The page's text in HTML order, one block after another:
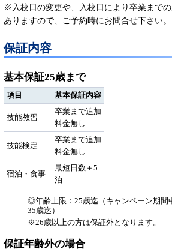
※入校日の変更や、入校日により卒業まで
ありますので、ご予約時にお問合せ下さい。
保証内容
基本保証25歳まで
項目 基本保証内容
技能教習
卒業まで追加
料金無し
技能検定
卒業まで追加
料金無し
宿泊・食事
最短日数＋5
泊
◎年齢上限：25歳迄（キャンペーン期間
35歳迄）
※26歳以上の方は保証外となります。
保証年齢外の場合